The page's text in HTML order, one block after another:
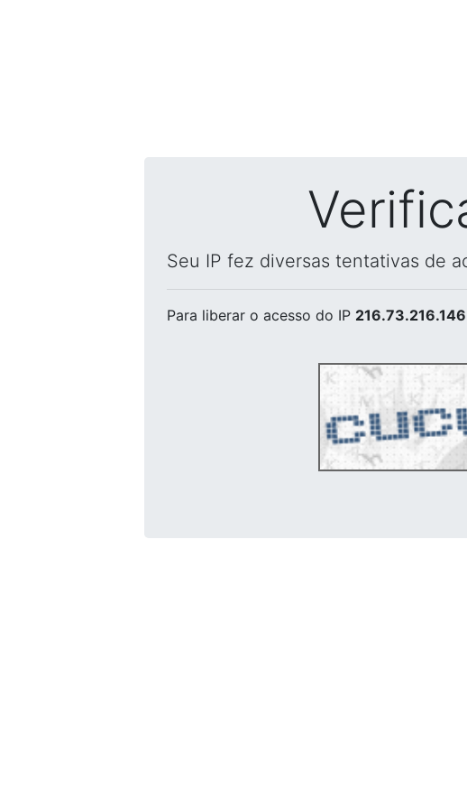
Seu IP fez diversas tentativas de
Para liberar o acesso do IP 216.73.216.146